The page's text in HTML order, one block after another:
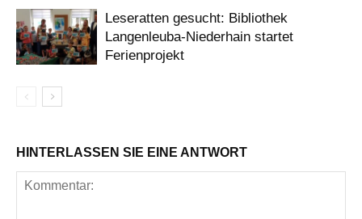
Leseratten gesucht: Bibliothek
Langenleuba-Niederhain startet
Ferienprojekt
HINTERLASSEN SIE EINE ANTWORT